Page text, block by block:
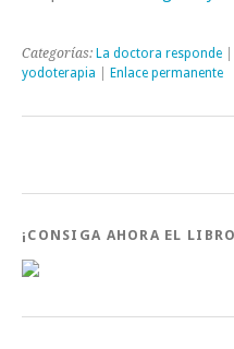
Categorías: La doctora responde
yodoterapia
Enlace permanente
¡CONSIGA AHORA EL